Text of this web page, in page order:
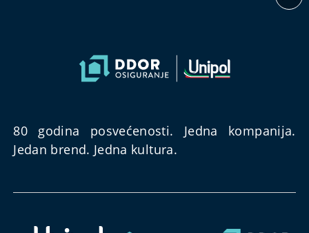
80 godina posvećenosti. Jedna kompanija.
Jedan brend. Jedna kultura.